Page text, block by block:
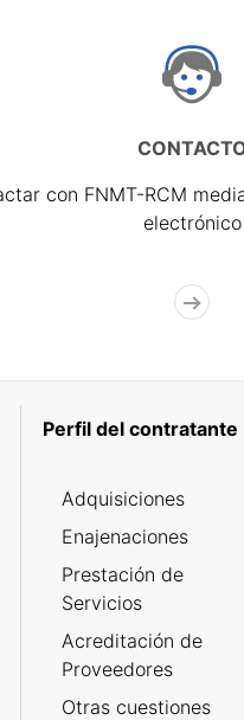
con FNMT-RCM
electrónico
Perfil del contratante
Adquisiciones
Enajenaciones
Prestación de
Servicios
Acreditación de
Proveedores
Otras cuestiones